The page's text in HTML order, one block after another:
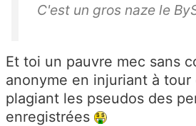
C'est un gros naze le
Et toi un pauvre mec sans
anonyme en injuriant à tour
plagiant les pseudos des
enregistrées